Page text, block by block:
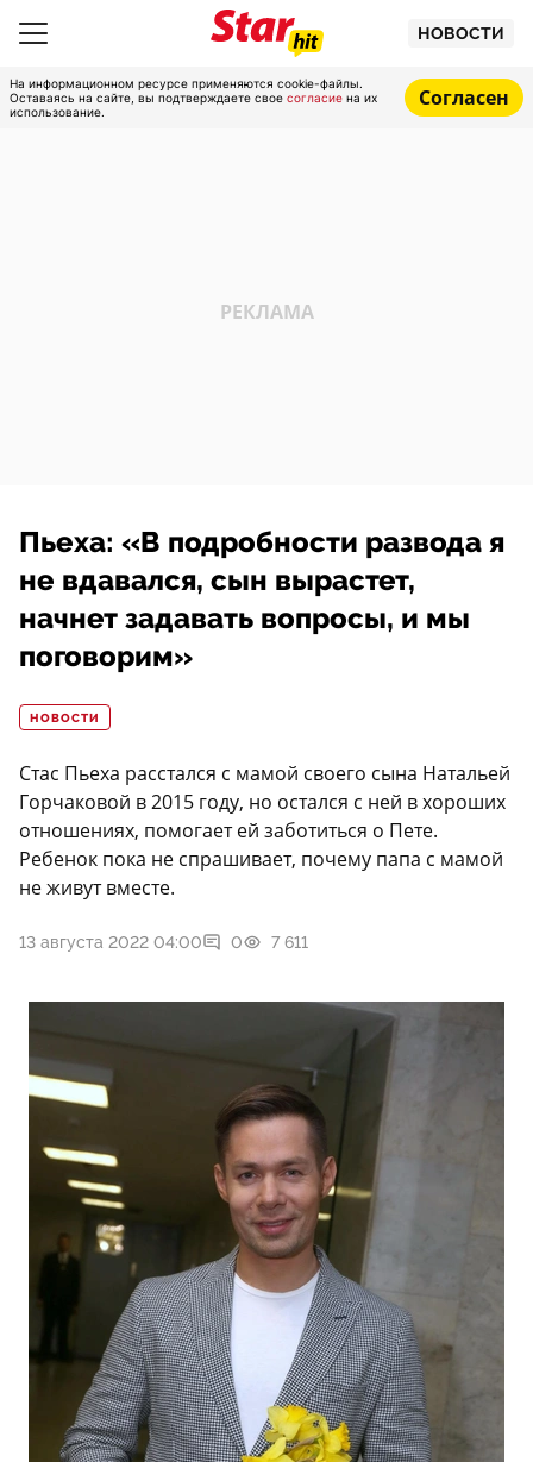
НОВОСТИ
На информационном ресурсе применяются cookie-файлы.
Оставаясь на сайте, вы подтверждаете свое согласие на их
использование.
Согласен
Пьеха: «В подробности развода я
не вдавался, сын вырастет,
начнет задавать вопросы, и мы
поговорим»
НОВОСТИ
Стас Пьеха расстался с мамой своего сына Натальей
Горчаковой в 2015 году, но остался с ней в хороших
отношениях, помогает ей заботиться о Пете.
Ребенок пока не спрашивает, почему папа с мамой
не живут вместе.
13 августа 2022 04:00 0 7 611